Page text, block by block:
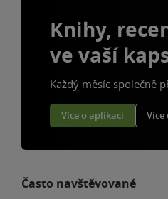
Knihy,
ve vaší
Každý měsíc společně
Více o aplikaci Více
Často navštěvované